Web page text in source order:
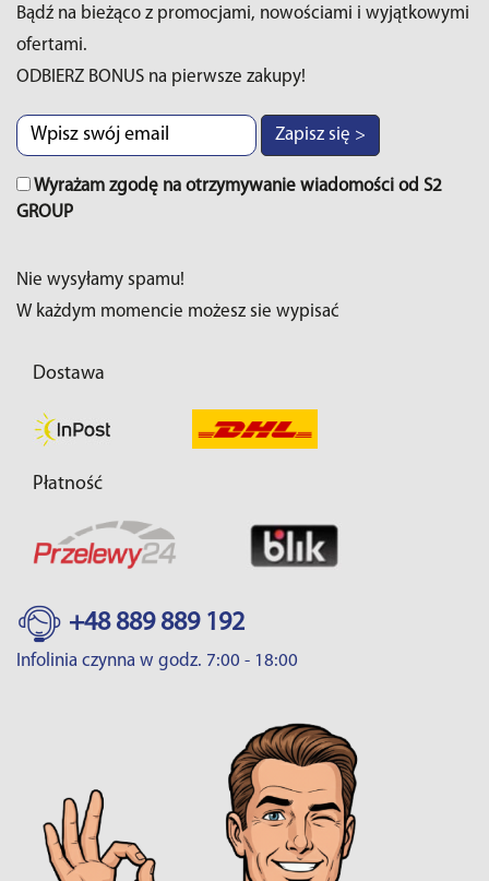
Bądź na bieżąco z promocjami, nowościami i wyjątkowymi
ofertami.
ODBIERZ BONUS na pierwsze zakupy!
Zapisz się >
Wyrażam zgodę na otrzymywanie wiadomości od S2
GROUP
Nie wysyłamy spamu!
W każdym momencie możesz sie wypisać
Dostawa
Płatność
+48 889 889 192
Infolinia czynna w godz. 7:00 - 18:00